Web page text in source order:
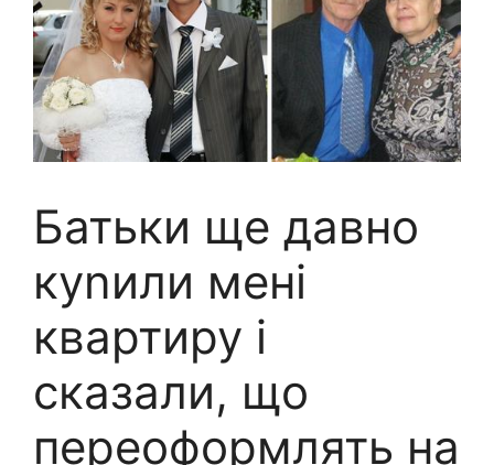
Батьки ще давно
куnили мені
квартиру і
сказали, що
переоформлять на